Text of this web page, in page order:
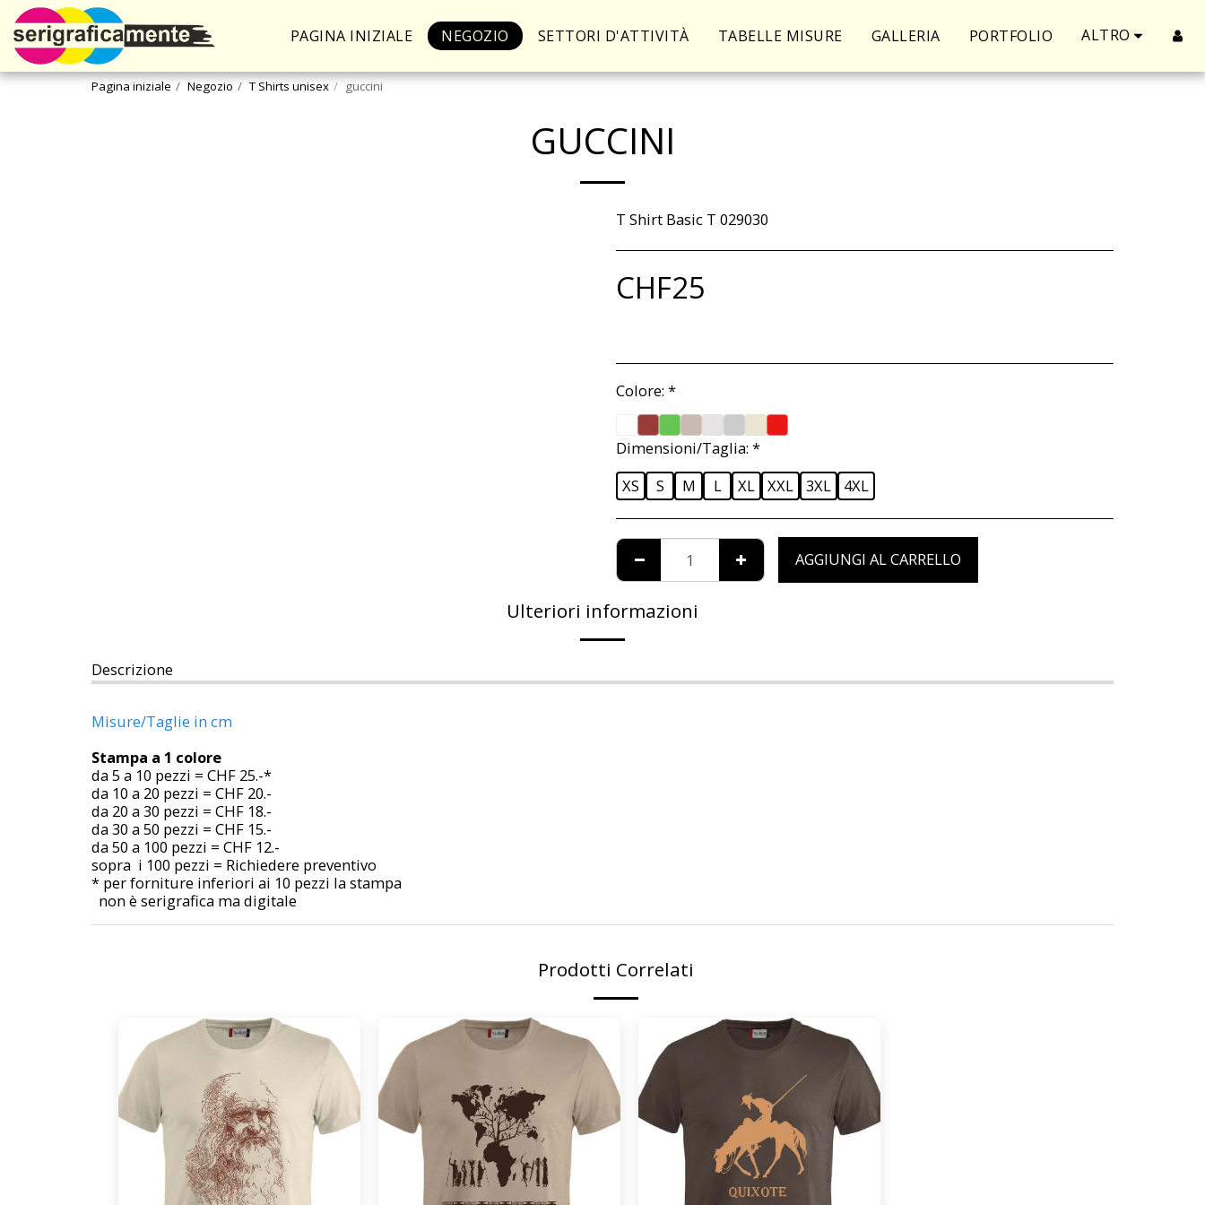
PAGINA INIZIALE NEGOZIO SETTORI D'ATTIVITÀ TABELLE MISURE GALLERIA PORTFOLIO ALTRO
Pagina iniziale Negozio T Shirts unisex guccini
GUCCINI
T Shirt Basic T 029030
CHF25
Colore: *
Dimensioni/Taglia: *
XS
S M L XL XXL 3XL 4XL
AGGIUNGI AL CARRELLO
Ulteriori informazioni
Descrizione
Misure/Taglie in cm
Stampa a 1 colore
da 5 a 10 pezzi = CHF 25.-*
da 10 a 20 pezzi = CHF 20.-
da 20 a 30 pezzi = CHF 18.-
da 30 a 50 pezzi = CHF 15.-
da 50 a 100 pezzi = CHF 12.-
sopra i 100 pezzi = Richiedere preventivo
* per forniture inferiori ai 10 pezzi la stampa
non è serigrafica ma digitale
Prodotti Correlati